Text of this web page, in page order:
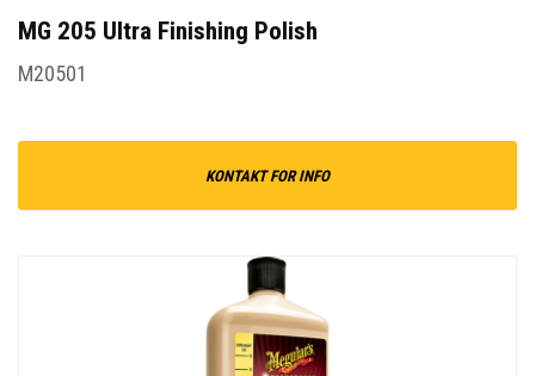
MG 205 Ultra Finishing Polish
M20501
KONTAKT FOR INFO